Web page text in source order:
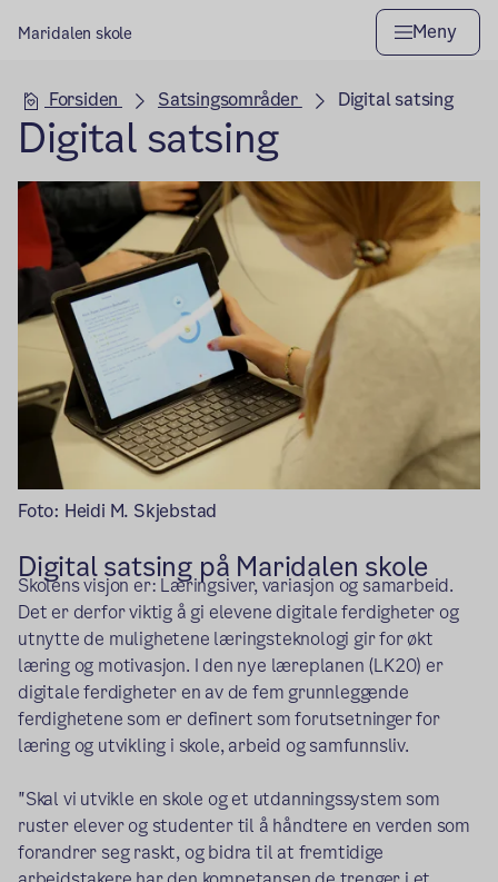
Maridalen skole Meny
Hovedseksjon
Forsiden Satsingsområder Digital satsing
Digital satsing
Foto: Heidi M. Skjebstad
Digital satsing på Maridalen skole
Skolens visjon er: Læringsiver, variasjon og samarbeid.
Det er derfor viktig å gi elevene digitale ferdigheter og
utnytte de mulighetene læringsteknologi gir for økt
læring og motivasjon. I den nye læreplanen (LK20) er
digitale ferdigheter en av de fem grunnleggende
ferdighetene som er definert som forutsetninger for
læring og utvikling i skole, arbeid og samfunnsliv.
"Skal vi utvikle en skole og et utdanningssystem som
ruster elever og studenter til å håndtere en verden som
forandrer seg raskt, og bidra til at fremtidige